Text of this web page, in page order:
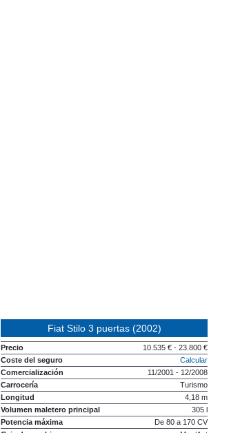
Fiat Stilo 3 puertas (2002)
Precio
10.535 € - 23.800 €
Coste del seguro
Calcular
Comercialización
11/2001 - 12/2008
Carrocería
Turismo
Longitud
4,18 m
Volumen maletero principal
305 l
Potencia máxima
De 80 a 170 CV